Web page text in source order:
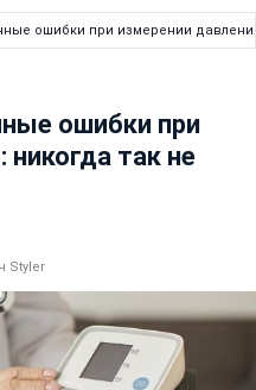
ошибки при измерении
ошибки при
так не
Styler